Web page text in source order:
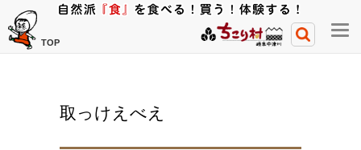
TOP
メ
ニ
取っけえべえ